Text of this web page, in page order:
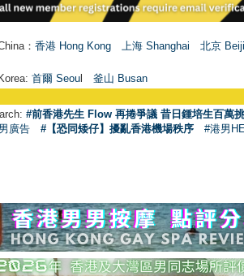
： 香港 Hong Kong 上海 Shanghai
北京
首爾 Seoul 釜山 Busan
#前香港先生 Flow 再捲爭議 昔日鍾培生百萬
廣告
#【恐同矮仔】擾亂香港機場秩序 #港男